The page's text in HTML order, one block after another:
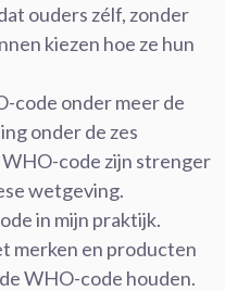
ouders zélf, zonder
kiezen hoe ze hun
code onder meer de
onder de zes
code zijn strenger
wetgeving.
in mijn praktijk.
merken en producten
WHO-code houden.